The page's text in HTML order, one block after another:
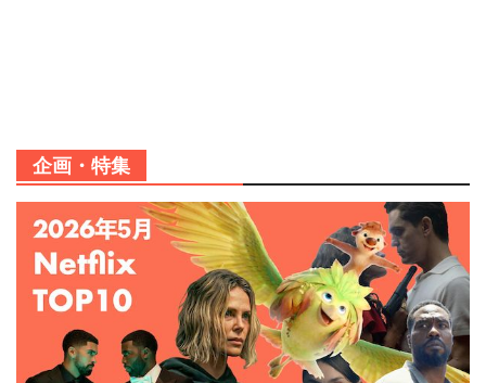
企画・特集